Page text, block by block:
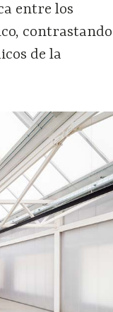
entre los
contrastando
de la